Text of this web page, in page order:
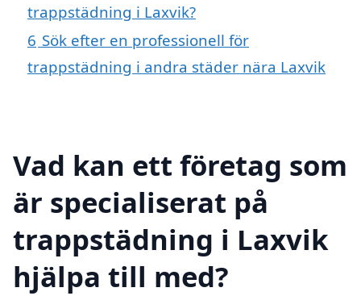
trappstädning i Laxvik?
6 Sök efter en professionell för
trappstädning i andra städer nära Laxvik
Vad kan ett företag som
är specialiserat på
trappstädning i Laxvik
hjälpa till med?